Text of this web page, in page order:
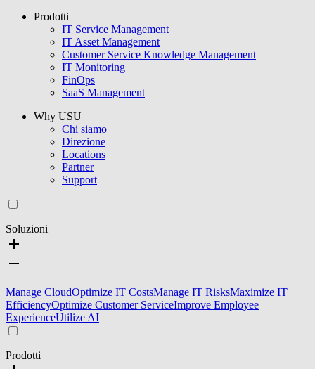
Prodotti
IT Service Management
IT Asset Management
Customer Service Knowledge Management
IT Monitoring
FinOps
SaaS Management
Why USU
Chi siamo
Direzione
Locations
Partner
Support
Soluzioni
Manage CloudOptimize IT CostsManage IT RisksMaximize IT
EfficiencyOptimize Customer ServiceImprove Employee
ExperienceUtilize AI
Prodotti